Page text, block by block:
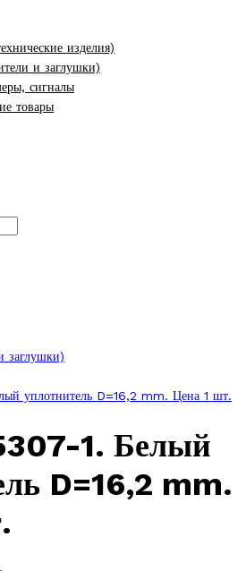
изделия)
и заглушки)
сигналы
товары
заглушки)
уплотнитель D=16,2 mm. Цена 1 шт.
1. Белый
D=16,2 mm.